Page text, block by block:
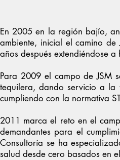
En 2005 en la región bajío,
ambiente, inicial el camino
años después extendiéndose
Para 2009 el campo de JSM
tequilera, dando servicio a la
cumpliendo con la normativa
2011 marca el reto en el
demandantes para el
Consultoría se ha
salud desde cero basados en